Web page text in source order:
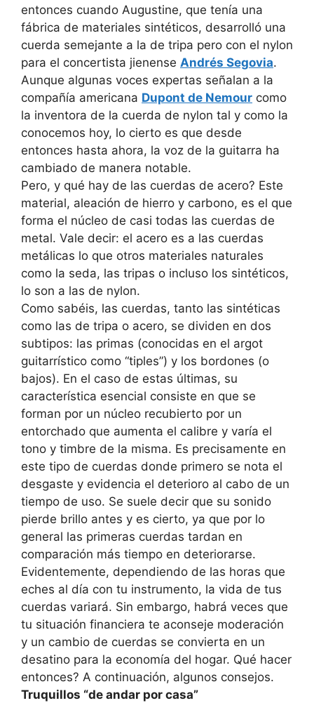
entonces cuando Augustine, que tenía una
fábrica de materiales sintéticos, desarrolló una
cuerda semejante a la de tripa pero con el nylon
para el concertista jienense Andrés Segovia.
Aunque algunas voces expertas señalan a la
compañía americana Dupont de Nemour como
la inventora de la cuerda de nylon tal y como la
conocemos hoy, lo cierto es que desde
entonces hasta ahora, la voz de la guitarra ha
cambiado de manera notable.
Pero, y qué hay de las cuerdas de acero? Este
material, aleación de hierro y carbono, es el que
forma el núcleo de casi todas las cuerdas de
metal. Vale decir: el acero es a las cuerdas
metálicas lo que otros materiales naturales
como la seda, las tripas o incluso los sintéticos,
lo son a las de nylon.
Como sabéis, las cuerdas, tanto las sintéticas
como las de tripa o acero, se dividen en dos
subtipos: las primas (conocidas en el argot
guitarrístico como “tiples”) y los bordones (o
bajos). En el caso de estas últimas, su
característica esencial consiste en que se
forman por un núcleo recubierto por un
entorchado que aumenta el calibre y varía el
tono y timbre de la misma. Es precisamente en
este tipo de cuerdas donde primero se nota el
desgaste y evidencia el deterioro al cabo de un
tiempo de uso. Se suele decir que su sonido
pierde brillo antes y es cierto, ya que por lo
general las primeras cuerdas tardan en
comparación más tiempo en deteriorarse.
Evidentemente, dependiendo de las horas que
eches al día con tu instrumento, la vida de tus
cuerdas variará. Sin embargo, habrá veces que
tu situación financiera te aconseje moderación
y un cambio de cuerdas se convierta en un
desatino para la economía del hogar. Qué hacer
entonces? A continuación, algunos consejos.
Truquillos “de andar por casa”